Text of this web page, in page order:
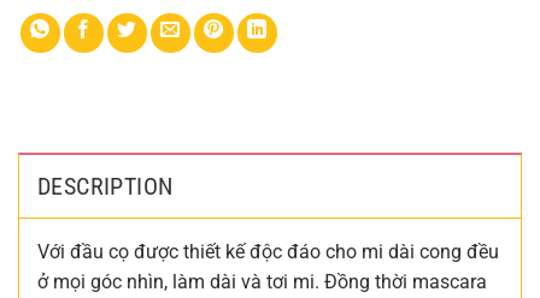
DESCRIPTION
Với đầu cọ được thiết kế độc đáo cho mi dài cong đều
ở mọi góc nhìn, làm dài và tơi mi. Đồng thời mascara